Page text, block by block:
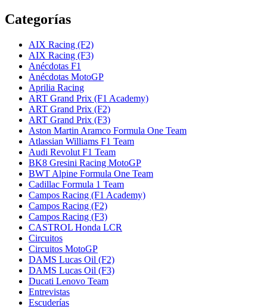
Categorías
AIX Racing (F2)
AIX Racing (F3)
Anécdotas F1
Anécdotas MotoGP
Aprilia Racing
ART Grand Prix (F1 Academy)
ART Grand Prix (F2)
ART Grand Prix (F3)
Aston Martin Aramco Formula One Team
Atlassian Williams F1 Team
Audi Revolut F1 Team
BK8 Gresini Racing MotoGP
BWT Alpine Formula One Team
Cadillac Formula 1 Team
Campos Racing (F1 Academy)
Campos Racing (F2)
Campos Racing (F3)
CASTROL Honda LCR
Circuitos
Circuitos MotoGP
DAMS Lucas Oil (F2)
DAMS Lucas Oil (F3)
Ducati Lenovo Team
Entrevistas
Escuderías